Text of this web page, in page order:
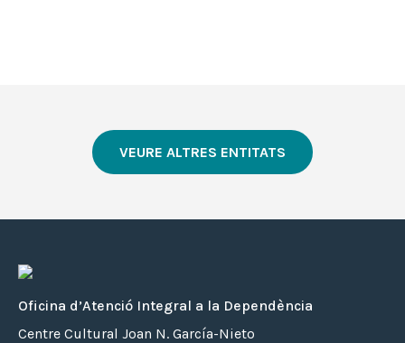
VEURE ALTRES ENTITATS
Oficina d’Atenció Integral a la Dependència
Centre Cultural Joan N. García-Nieto